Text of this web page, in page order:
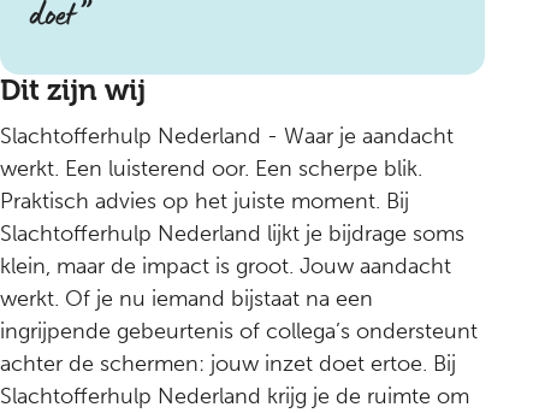
doet
Dit zijn wij
Slachtofferhulp Nederland - Waar je aandacht
werkt. Een luisterend oor. Een scherpe blik.
Praktisch advies op het juiste moment. Bij
Slachtofferhulp Nederland lijkt je bijdrage soms
klein, maar de impact is groot. Jouw aandacht
werkt. Of je nu iemand bijstaat na een
ingrijpende gebeurtenis of collega’s ondersteunt
achter de schermen: jouw inzet doet ertoe. Bij
Slachtofferhulp Nederland krijg je de ruimte om